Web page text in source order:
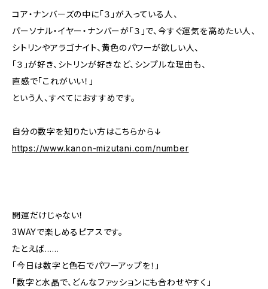
コア・ナンバーズの中に「３」が入っている人、
パーソナル・イヤー・ナンバーが「３」で、今すぐ運気を高めたい人、
シトリンやアラゴナイト、黄色のパワーが欲しい人、
「３」が好き、シトリンが好きなど、シンプルな理由も、
直感で「これがいい！」
という人、すべてにおすすめです。
自分の数字を知りたい方はこちらから↓
https://www.kanon-mizutani.com/number
開運だけじゃない！
3WAYで楽しめるピアスです。
たとえば……
「今日は数字と色石でパワーアップを！」
「数字と水晶で、どんなファッションにも合わせやすく」